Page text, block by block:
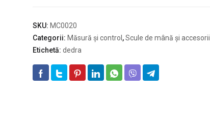
SKU: MC0020
Categorii: Măsură și control ,Scule de mână și accesorii
Etichetă: dedra